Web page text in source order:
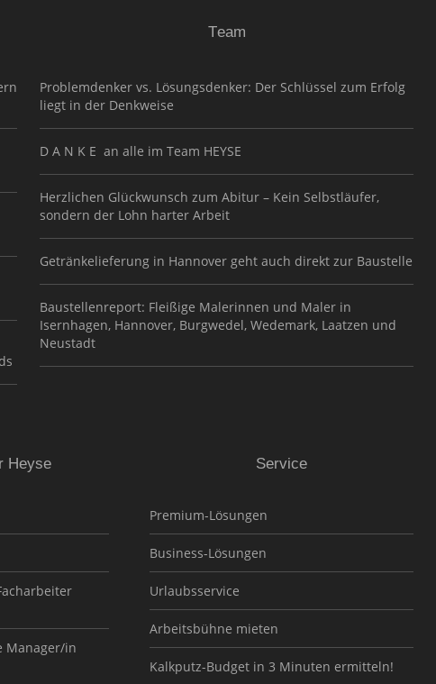
Team
Problemdenker vs. Lösungsdenker: Der Schlüssel zum Erfolg
liegt in der Denkweise
D A N K E an alle im Team HEYSE
Herzlichen Glückwunsch zum Abitur – Kein Selbstläufer,
sondern der Lohn harter Arbeit
Getränkelieferung in Hannover geht auch direkt zur Baustelle
Baustellenreport: Fleißige Malerinnen und Maler in
Isernhagen, Hannover, Burgwedel, Wedemark, Laatzen und
Neustadt
Heyse
Manager/in
Service
Premium-Lösungen
Business-Lösungen
Urlaubsservice
Arbeitsbühne mieten
Kalkputz-Budget in 3 Minuten ermitteln!